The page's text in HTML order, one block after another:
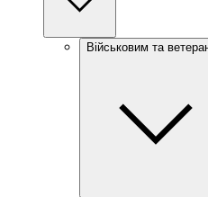
Військовим та